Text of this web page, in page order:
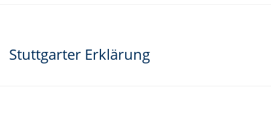
Stuttgarter Erklärung